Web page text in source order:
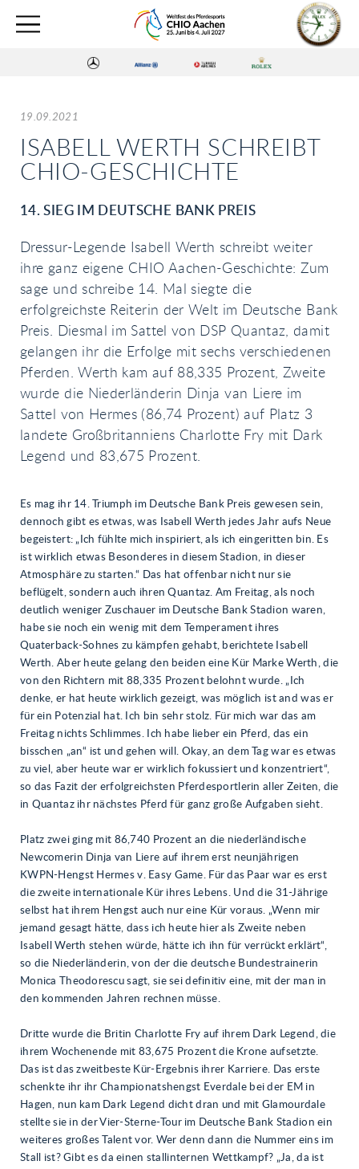
19.09.2021
ISABELL WERTH SCHREIBT
CHIO-GESCHICHTE
14. SIEG IM DEUTSCHE BANK PREIS
Dressur-Legende Isabell Werth schreibt weiter
ihre ganz eigene CHIO Aachen-Geschichte: Zum
sage und schreibe 14. Mal siegte die
erfolgreichste Reiterin der Welt im Deutsche Bank
Preis. Diesmal im Sattel von DSP Quantaz, damit
gelangen ihr die Erfolge mit sechs verschiedenen
Pferden. Werth kam auf 88,335 Prozent, Zweite
wurde die Niederländerin Dinja van Liere im
Sattel von Hermes (86,74 Prozent) auf Platz 3
landete Großbritanniens Charlotte Fry mit Dark
Legend und 83,675 Prozent.
Es mag ihr 14. Triumph im Deutsche Bank Preis gewesen sein,
dennoch gibt es etwas, was Isabell Werth jedes Jahr aufs Neue
begeistert: „Ich fühlte mich inspiriert, als ich eingeritten bin. Es
ist wirklich etwas Besonderes in diesem Stadion, in dieser
Atmosphäre zu starten.“ Das hat offenbar nicht nur sie
beflügelt, sondern auch ihren Quantaz. Am Freitag, als noch
deutlich weniger Zuschauer im Deutsche Bank Stadion waren,
habe sie noch ein wenig mit dem Temperament ihres
Quaterback-Sohnes zu kämpfen gehabt, berichtete Isabell
Werth. Aber heute gelang den beiden eine Kür Marke Werth, die
von den Richtern mit 88,335 Prozent belohnt wurde. „Ich
denke, er hat heute wirklich gezeigt, was möglich ist and was er
für ein Potenzial hat. Ich bin sehr stolz. Für mich war das am
Freitag nichts Schlimmes. Ich habe lieber ein Pferd, das ein
bisschen „an“ ist und gehen will. Okay, an dem Tag war es etwas
zu viel, aber heute war er wirklich fokussiert und konzentriert“,
so das Fazit der erfolgreichsten Pferdesportlerin aller Zeiten, die
in Quantaz ihr nächstes Pferd für ganz große Aufgaben sieht.
Platz zwei ging mit 86,740 Prozent an die niederländische
Newcomerin Dinja van Liere auf ihrem erst neunjährigen
KWPN-Hengst Hermes v. Easy Game. Für das Paar war es erst
die zweite internationale Kür ihres Lebens. Und die 31-Jährige
selbst hat ihrem Hengst auch nur eine Kür voraus. „Wenn mir
jemand gesagt hätte, dass ich heute hier als Zweite neben
Isabell Werth stehen würde, hätte ich ihn für verrückt erklärt“,
so die Niederländerin, von der die deutsche Bundestrainerin
Monica Theodorescu sagt, sie sei definitiv eine, mit der man in
den kommenden Jahren rechnen müsse.
Dritte wurde die Britin Charlotte Fry auf ihrem Dark Legend, die
ihrem Wochenende mit 83,675 Prozent die Krone aufsetzte.
Das ist das zweitbeste Kür-Ergebnis ihrer Karriere. Das erste
schenkte ihr ihr Championatshengst Everdale bei der EM in
Hagen, nun kam Dark Legend dicht dran und mit Glamourdale
stellte sie in der Vier-Sterne-Tour im Deutsche Bank Stadion ein
weiteres großes Talent vor. Wer denn dann die Nummer eins im
Stall ist? Gibt es da einen stallinternen Wettkampf? „Ja, da ist